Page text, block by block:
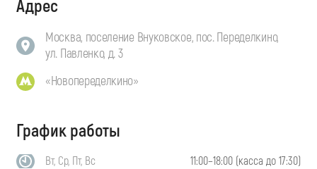
Адрес
Москва, поселение Внуковское, пос. Переделкино,
ул. Павленко, д. 3
«Новопеределкино»
График работы
Вт, Ср, Пт, Вс
11:00–18:00 (касса до 17:30)